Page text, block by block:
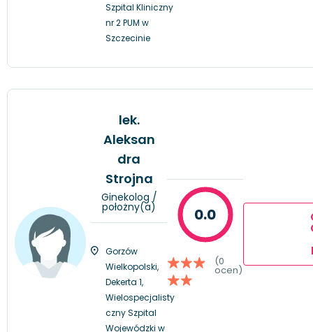
Szpital Kliniczny
nr 2 PUM w
Szczecinie
lek.
Aleksan
dra
Strojna
Ginekolog /
położny(a)
Gorzów
Wielkopolski,
Dekerta 1,
Wielospecjalisty
czny Szpital
Wojewódzki w
0.0
(0
ocen)